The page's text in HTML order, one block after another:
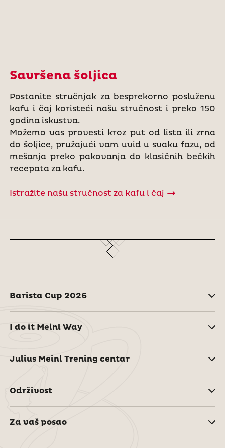
Savršena šoljica
Postanite stručnjak za besprekorno posluženu
kafu i čaj koristeći našu stručnost i preko 150
godina iskustva.
Možemo vas provesti kroz put od lista ili zrna
do šoljice, pružajući vam uvid u svaku fazu, od
mešanja preko pakovanja do klasičnih bečkih
recepata za kafu.
Istražite našu stručnost za kafu i čaj
Barista Cup 2026
I do it Meinl Way
Julius Meinl Trening centar
Održivost
Za vaš posao